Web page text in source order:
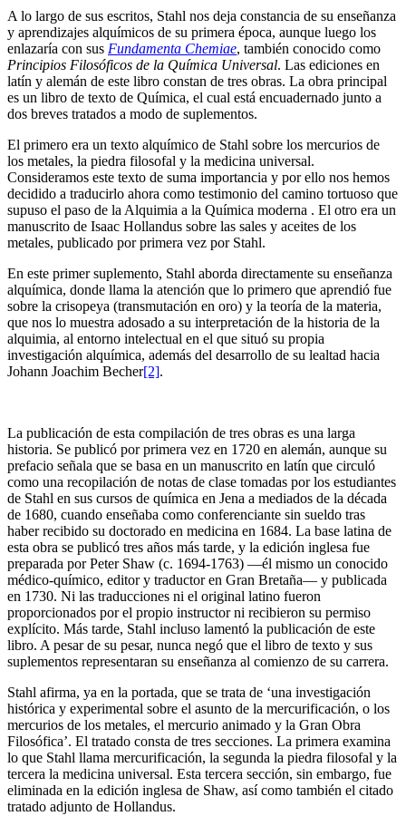
A lo largo de sus escritos, Stahl nos deja constancia de su enseñanza
y aprendizajes alquímicos de su primera época, aunque luego los
enlazaría con sus Fundamenta Chemiae, también conocido como
Principios Filosóficos de la Química Universal. Las ediciones en
latín y alemán de este libro constan de tres obras. La obra principal
es un libro de texto de Química, el cual está encuadernado junto a
dos breves tratados a modo de suplementos.
El primero era un texto alquímico de Stahl sobre los mercurios de
los metales, la piedra filosofal y la medicina universal.
Consideramos este texto de suma importancia y por ello nos hemos
decidido a traducirlo ahora como testimonio del camino tortuoso que
supuso el paso de la Alquimia a la Química moderna . El otro era un
manuscrito de Isaac Hollandus sobre las sales y aceites de los
metales, publicado por primera vez por Stahl.
En este primer suplemento, Stahl aborda directamente su enseñanza
alquímica, donde llama la atención que lo primero que aprendió fue
sobre la crisopeya (transmutación en oro) y la teoría de la materia,
que nos lo muestra adosado a su interpretación de la historia de la
alquimia, al entorno intelectual en el que situó su propia
investigación alquímica, además del desarrollo de su lealtad hacia
Johann Joachim Becher[2].
La publicación de esta compilación de tres obras es una larga
historia. Se publicó por primera vez en 1720 en alemán, aunque su
prefacio señala que se basa en un manuscrito en latín que circuló
como una recopilación de notas de clase tomadas por los estudiantes
de Stahl en sus cursos de química en Jena a mediados de la década
de 1680, cuando enseñaba como conferenciante sin sueldo tras
haber recibido su doctorado en medicina en 1684. La base latina de
esta obra se publicó tres años más tarde, y la edición inglesa fue
preparada por Peter Shaw (c. 1694-1763) —él mismo un conocido
médico-químico, editor y traductor en Gran Bretaña— y publicada
en 1730. Ni las traducciones ni el original latino fueron
proporcionados por el propio instructor ni recibieron su permiso
explícito. Más tarde, Stahl incluso lamentó la publicación de este
libro. A pesar de su pesar, nunca negó que el libro de texto y sus
suplementos representaran su enseñanza al comienzo de su carrera.
Stahl afirma, ya en la portada, que se trata de ‘una investigación
histórica y experimental sobre el asunto de la mercurificación, o los
mercurios de los metales, el mercurio animado y la Gran Obra
Filosófica’. El tratado consta de tres secciones. La primera examina
lo que Stahl llama mercurificación, la segunda la piedra filosofal y la
tercera la medicina universal. Esta tercera sección, sin embargo, fue
eliminada en la edición inglesa de Shaw, así como también el citado
tratado adjunto de Hollandus.